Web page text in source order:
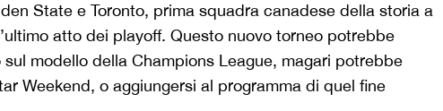
State e Toronto, prima squadra canadese della storia a
atto dei playoff. Questo nuovo torneo potrebbe
modello della Champions League, magari potrebbe
Weekend, o aggiungersi al programma di quel fine